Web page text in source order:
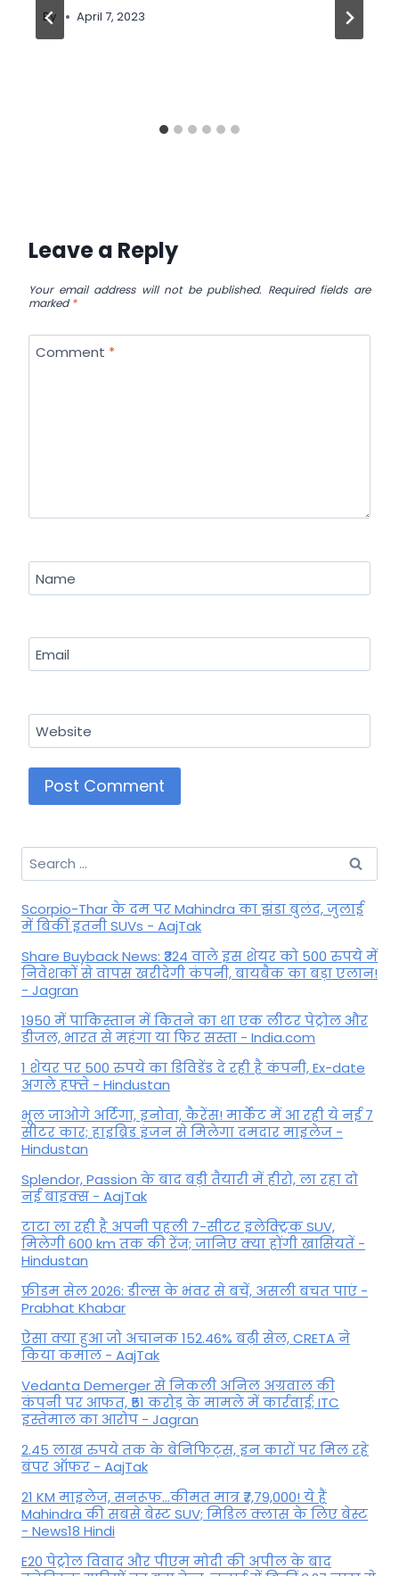
By April 7, 2023
Leave a Reply
Your email address will not be published. Required fields are
marked*
Comment *
Name
Email
Website
Search
for:
Scorpio-Thar के दम पर Mahindra का झंडा बुलंद, जुलाई
में बिकीं इतनी SUVs - AajTak
Share Buyback News: ₹324 वाले इस शेयर को 500 रुपये में
निवेशकों से वापस खरीदेगी कंपनी, बायबैक का बड़ा एलान!
- Jagran
1950 में पाकिस्तान में कितने का था एक लीटर पेट्रोल और
डीजल, भारत से महंगा या फिर सस्ता - India.com
1 शेयर पर 500 रुपये का डिविडेंड दे रही है कंपनी, Ex-date
अगले हफ्ते - Hindustan
भूल जाओगे अर्टिगा, इनोवा, कैरेंस! मार्केट में आ रही ये नई 7
सीटर कार; हाइब्रिड इंजन से मिलेगा दमदार माइलेज -
Hindustan
Splendor, Passion के बाद बड़ी तैयारी में हीरो, ला रहा दो
नई बाइक्स - AajTak
टाटा ला रही है अपनी पहली 7-सीटर इलेक्ट्रिक SUV,
मिलेगी 600 km तक की रेंज; जानिए क्या होंगी खासियतें -
Hindustan
फ्रीडम सेल 2026: डील्स के भंवर से बचें, असली बचत पाएं -
Prabhat Khabar
ऐसा क्या हुआ जो अचानक 152.46% बढ़ी सेल, CRETA ने
किया कमाल - AajTak
Vedanta Demerger से निकली अनिल अग्रवाल की
कंपनी पर आफत, ₹51 करोड़ के मामले में कार्रवाई; ITC
इस्तेमाल का आरोप - Jagran
2.45 लाख रुपये तक के बेनिफिट्स, इन कारों पर मिल रहे
बंपर ऑफर - AajTak
21 KM माइलेज, सनरूफ...कीमत मात्र ₹7,79,000! ये हैं
Mahindra की सबसे बेस्ट SUV; मिडिल क्लास के लिए बेस्ट
- News18 Hindi
E20 पेट्रोल विवाद और पीएम मोदी की अपील के बाद